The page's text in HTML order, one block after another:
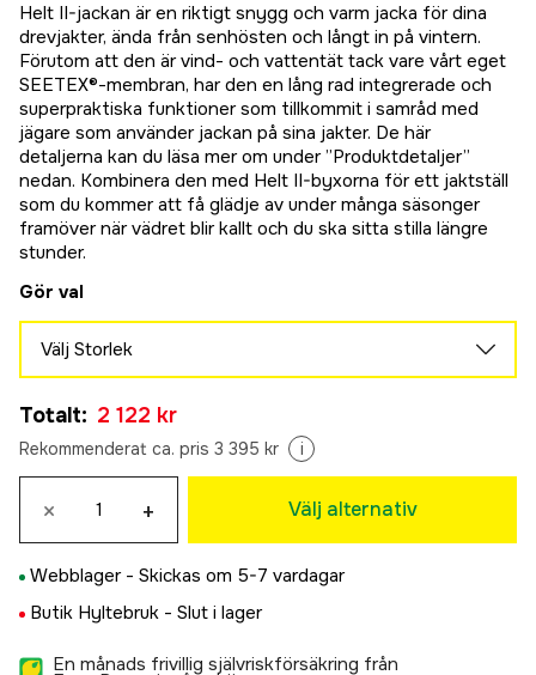
Helt II-jackan är en riktigt snygg och varm jacka för dina
drevjakter, ända från senhösten och långt in på vintern.
Förutom att den är vind- och vattentät tack vare vårt eget
SEETEX®-membran, har den en lång rad integrerade och
superpraktiska funktioner som tillkommit i samråd med
jägare som använder jackan på sina jakter. De här
detaljerna kan du läsa mer om under ”Produktdetaljer”
nedan. Kombinera den med Helt II-byxorna för ett jaktställ
som du kommer att få glädje av under många säsonger
framöver när vädret blir kallt och du ska sitta stilla längre
stunder.
Gör val
Välj Storlek
2 122 kr
48
2 122 kr
Tillfälligt slut
3 295 kr
54
56
Totalt: 2 122 kr
Rekommenderat ca. pris 3 395 kr i
× + Välj alternativ
Webblager - Skickas om 5-7 vardagar
Butik Hyltebruk - Slut i lager
En månads frivillig självriskförsäkring från